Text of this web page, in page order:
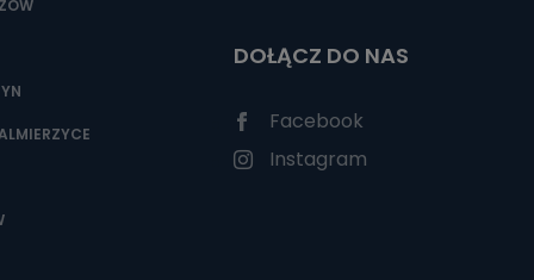
DOŁĄCZ DO NAS
Facebook
Instagram